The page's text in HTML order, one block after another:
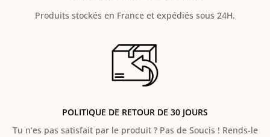
Produits stockés en France et expédiés sous 24H.
POLITIQUE DE RETOUR DE 30 JOURS
Tu n’es pas satisfait par le produit ? Pas de Soucis ! Rends-le